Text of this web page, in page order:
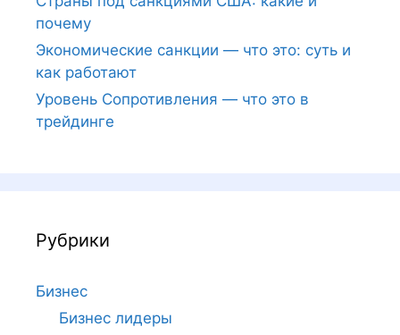
почему
Экономические санкции — что это: суть и
как работают
Уровень Сопротивления — что это в
трейдинге
Рубрики
Бизнес
Бизнес лидеры